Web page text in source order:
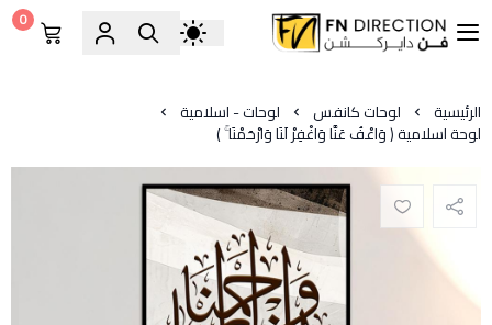
فن دايركشن
0
الرئيسية لوحات كانفس لوحات - اسلامية
لوحة اسلامية ﴿ وَاعْفُ عَنَّا وَاغْفِرْ لَنَا وَارْحَمْنَا ۚ )